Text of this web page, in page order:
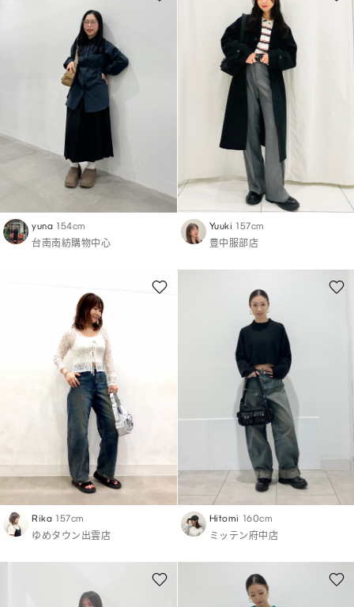
yuna 154cm
台南南紡購物中心
Yuuki 157cm
豊中服部店
Rika 157cm
ゆめタウン出雲店
Hitomi 160cm
ミッテン府中店